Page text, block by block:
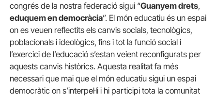
congrés de la nostra federació sigui “Guanyem drets,
eduquem en democràcia”. El món educatiu és un espai
on es veuen reflectits els canvis socials, tecnològics,
poblacionals i ideològics, fins i tot la funció social i
l’exercici de l’educació s’estan veient reconfigurats per
aquests canvis històrics. Aquesta realitat fa més
necessari que mai que el món educatiu sigui un espai
democràtic on s’interpel·li i hi participi tota la comunitat